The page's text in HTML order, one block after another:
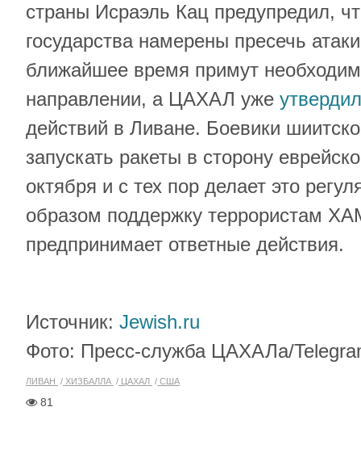
страны Исраэль Кац предупредил,
государства намерены пресечь
ближайшее время примут
направлении, а ЦАХАЛ уже утвердил
действий в Ливане. Боевики
запускать ракеты в сторону
октября и с тех пор делает это
образом поддержку террористам
предпринимает ответные действия.
Источник: Jewish.ru
Фото: Пресс-служба ЦАХАЛа/
ЛИВАН ХИЗБАЛЛА ЦАХАЛ США
81